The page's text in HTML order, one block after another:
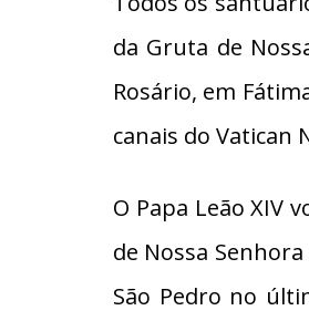
da Gruta de
Rosário, em
canais do Vatican
O Papa Leão XIV
de Nossa
São Pedro no